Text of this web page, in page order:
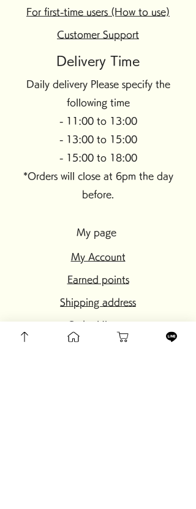
For first-time users (How to use)
Customer Support
Delivery Time
Daily delivery Please specify the
following time
- 11:00 to 13:00
- 13:00 to 15:00
- 15:00 to 18:00
*Orders will close at 6pm the day
before.
My page
My Account
Earned points
Shipping address